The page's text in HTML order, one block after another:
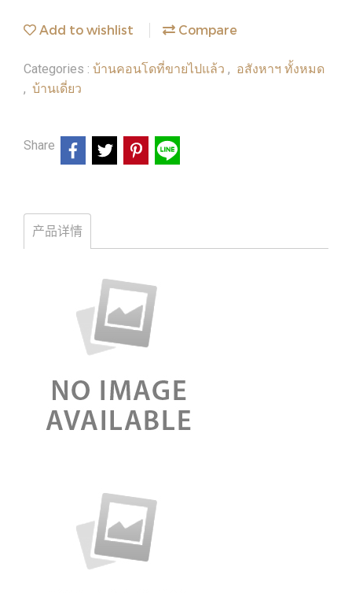
Add to wishlist Compare
Categories : บ้านคอนโดที่ขายไปแล้ว , อสังหาฯ ทั้งหมด
, บ้านเดี่ยว
Share
产品详情